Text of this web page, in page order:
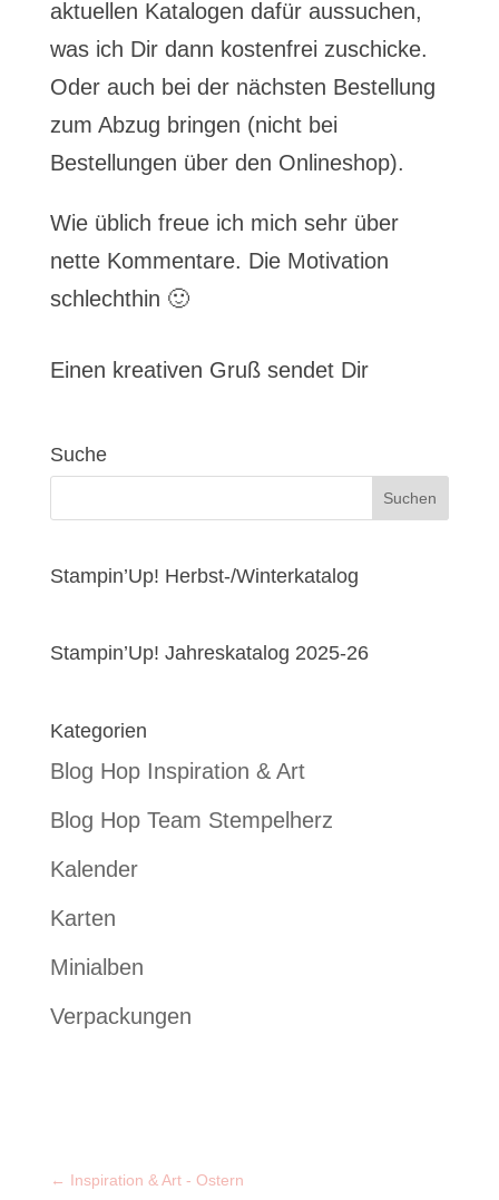
aktuellen Katalogen dafür aussuchen,
was ich Dir dann kostenfrei zuschicke.
Oder auch bei der nächsten Bestellung
zum Abzug bringen (nicht bei
Bestellungen über den Onlineshop).
Wie üblich freue ich mich sehr über
nette Kommentare. Die Motivation
schlechthin 🙂
Einen kreativen Gruß sendet Dir
Suche
Stampin’Up! Herbst-/Winterkatalog
Stampin’Up! Jahreskatalog 2025-26
Kategorien
Blog Hop Inspiration & Art
Blog Hop Team Stempelherz
Kalender
Karten
Minialben
Verpackungen
← Inspiration & Art - Ostern